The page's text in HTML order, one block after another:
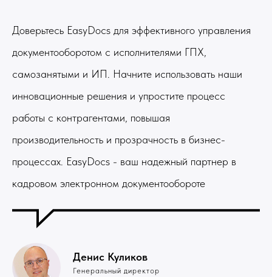
Доверьтесь EasyDocs для эффективного управления
документооборотом с исполнителями ГПХ,
самозанятыми и ИП. Начните использовать наши
инновационные решения и упростите процесс
работы с контрагентами, повышая
производительность и прозрачность в бизнес-
процессах. EasyDocs - ваш надежный партнер в
кадровом электронном документообороте
Денис Куликов
Генеральный директор